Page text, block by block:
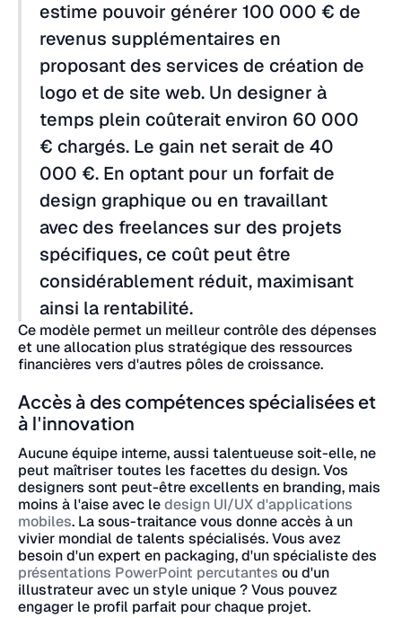
estime pouvoir générer 100 000 € de
revenus supplémentaires en
proposant des services de création de
logo et de site web. Un designer à
temps plein coûterait environ 60 000
€ chargés. Le gain net serait de 40
000 €. En optant pour un forfait de
design graphique ou en travaillant
avec des freelances sur des projets
spécifiques, ce coût peut être
considérablement réduit, maximisant
ainsi la rentabilité.
Ce modèle permet un meilleur contrôle des dépenses
et une allocation plus stratégique des ressources
financières vers d'autres pôles de croissance.
Accès à des compétences spécialisées et
à l'innovation
Aucune équipe interne, aussi talentueuse soit-elle, ne
peut maîtriser toutes les facettes du design. Vos
designers sont peut-être excellents en branding, mais
moins à l'aise avec ledesign UI/UX d'applications
mobiles. La sous-traitance vous donne accès à un
vivier mondial de talents spécialisés. Vous avez
besoin d'un expert en packaging, d'un spécialiste des
présentations PowerPoint percutantes ou d'un
illustrateur avec un style unique ? Vous pouvez
engager le profil parfait pour chaque projet.